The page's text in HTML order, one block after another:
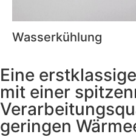
Wasserkühlung
Eine
mit einer
geringen